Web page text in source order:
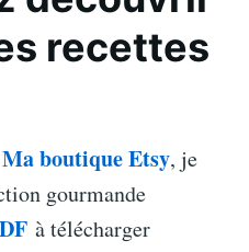
recettes
Ma boutique Etsy, je
gourmande
à télécharger